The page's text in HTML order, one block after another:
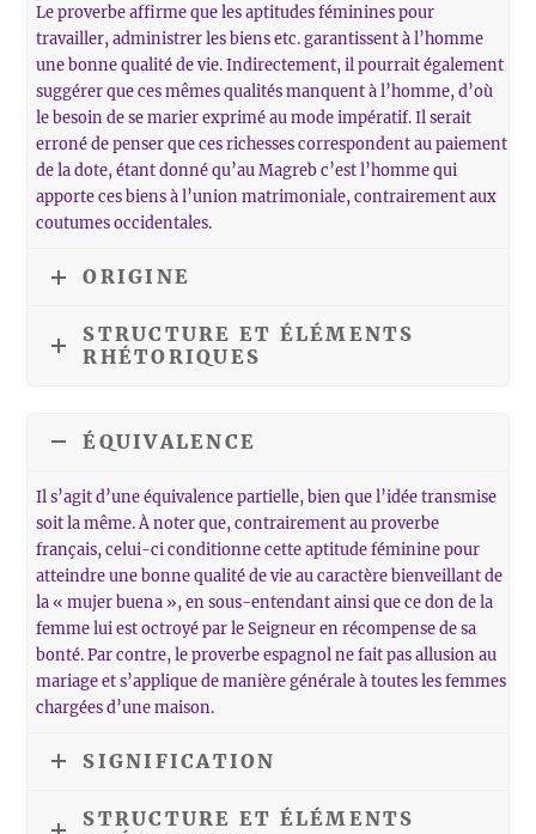
Le proverbe affirme que les aptitudes féminines pour
travailler, administrer les biens etc. garantissent à l’homme
une bonne qualité de vie. Indirectement, il pourrait également
suggérer que ces mêmes qualités manquent à l’homme, d’où
le besoin de se marier exprimé au mode impératif. Il serait
erroné de penser que ces richesses correspondent au paiement
de la dote, étant donné qu’au Magreb c’est l’homme qui
apporte ces biens à l’union matrimoniale, contrairement aux
coutumes occidentales.
ORIGINE
STRUCTURE ET ÉLÉMENTS
RHÉTORIQUES
ÉQUIVALENCE
Il s’agit d’une équivalence partielle, bien que l’idée transmise
soit la même. À noter que, contrairement au proverbe
français, celui-ci conditionne cette aptitude féminine pour
atteindre une bonne qualité de vie au caractère bienveillant de
la « mujer buena », en sous-entendant ainsi que ce don de la
femme lui est octroyé par le Seigneur en récompense de sa
bonté. Par contre, le proverbe espagnol ne fait pas allusion au
mariage et s’applique de manière générale à toutes les femmes
chargées d’une maison.
SIGNIFICATION
STRUCTURE ET ÉLÉMENTS